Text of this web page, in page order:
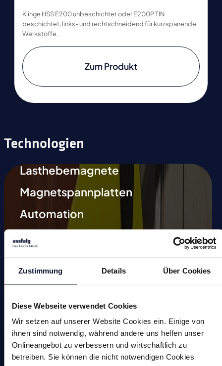
Zustimmung Details Über Cookies
Diese Webseite verwendet Cookies
Wir setzen auf unserer Website Cookies ein. Einige von
ihnen sind notwendig, während andere uns helfen unser
Onlineangebot zu verbessern und wirtschaftlich zu
betreiben. Sie können die nicht notwendigen Cookies
Klinge HSS E200 unbeschichtet oder E200P TIN
beschichtet, links- und rechtschneidend für kurzspanende
Werkstoffe.
Zum Produkt
Technologien
Lasthebemagnete
Magnetspannplatten
Automation
Magnetische Schweißhilfen
Entmagnetisieren
Magnetische Werkzeuge
Kleinmagnete
Sonderlösungen